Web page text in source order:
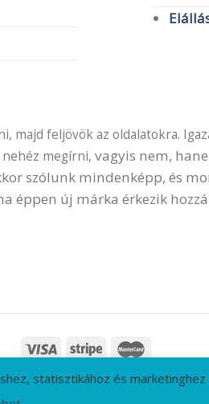
feljövök az oldalatokra.
megírni, vagyis nem,
szólunk mindenképp, és
éppen új márka érkezik
ÁSZF ADATVÉDELMI IRÁNYELVEK
statisztikához és marketinghez